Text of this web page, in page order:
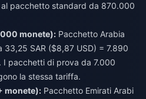
pacchetto standard da 870.000
monete): Pacchetto Arabia
SAR ($8,87 USD) = 7.890
I pacchetti di prova da 7.000
la stessa tariffa.
monete): Pacchetto Emirati Arabi